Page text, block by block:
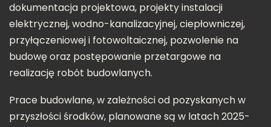
dokumentacja projektowa, projekty instalacji
elektrycznej, wodno-kanalizacyjnej, ciepłowniczej,
przyłączeniowej i fotowoltaicznej, pozwolenie na
budowę oraz postępowanie przetargowe na
realizację robót budowlanych.
Prace budowlane, w zależności od pozyskanych w
przyszłości środków, planowane są w latach 2025-